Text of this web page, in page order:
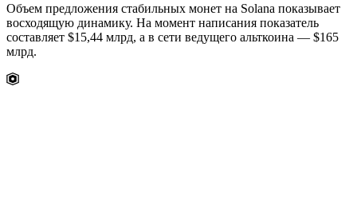
Объем предложения стабильных монет на Solana показывает
восходящую динамику. На момент написания показатель
составляет $15,44 млрд, а в сети ведущего альткоина — $165
млрд.